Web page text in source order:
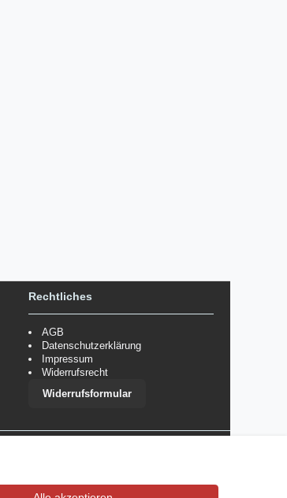
Rechtliches
AGB
Datenschutzerklärung
Impressum
Widerrufsrecht
Widerrufsformular